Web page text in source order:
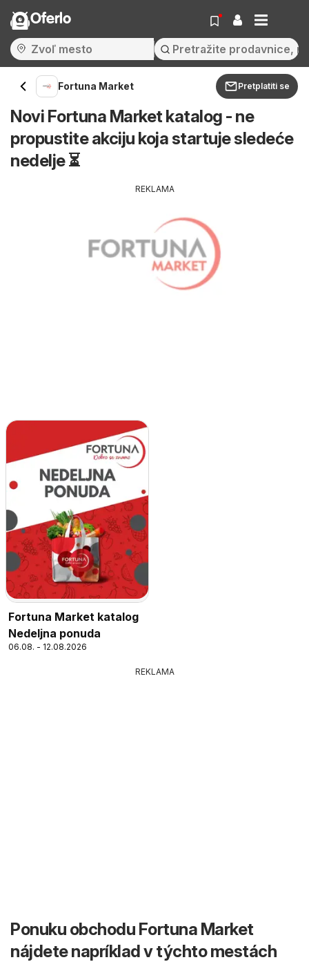
Oferlo
Fortuna Market Pretplatiti se
Novi Fortuna Market katalog - ne
propustite akciju koja startuje sledeće
nedelje ⏳
REKLAMA
Fortuna Market katalog
Nedeljna ponuda
06.08. - 12.08.2026
REKLAMA
Ponuku obchodu Fortuna Market
nájdete napríklad v týchto mestách